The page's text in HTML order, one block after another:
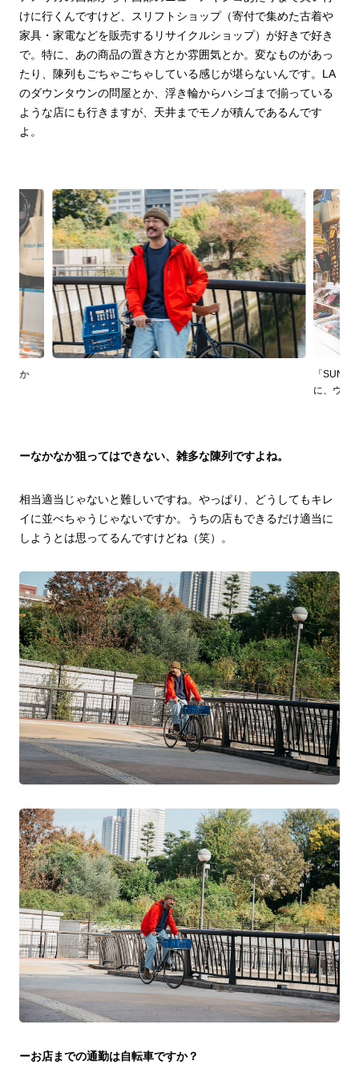
けに行くんですけど、スリフトショップ（寄付で集めた古着や
家具・家電などを販売するリサイクルショップ）が好きで好き
で。特に、あの商品の置き方とか雰囲気とか。変なものがあっ
たり、陳列もごちゃごちゃしている感じが堪らないんです。LA
のダウンタウンの問屋とか、浮き輪からハシゴまで揃っている
ような店にも行きますが、天井までモノが積んであるんです
よ。
なか
「
に、ウェ
ーなかなか狙ってはできない、雑多な陳列ですよね。
相当適当じゃないと難しいですね。やっぱり、どうしてもキレ
イに並べちゃうじゃないですか。うちの店もできるだけ適当に
しようとは思ってるんですけどね（笑）。
ーお店までの通勤は自転車ですか？